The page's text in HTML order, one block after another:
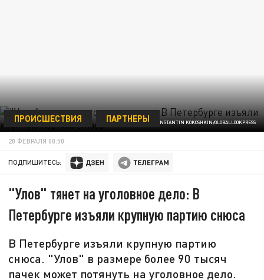
ФОТО: KONSTANTIN KOKOSHKIN/GLOBALLOOKPRESS
ПРОИСШЕСТВИЯ ПАРТНЕРЫ
20 ФЕВРАЛЯ 00:50
ПОДПИШИТЕСЬ:
"Улов" тянет на уголовное дело: В
Петербурге изъяли крупную партию снюса
В Петербурге изъяли крупную партию
снюса. "Улов" в размере более 90 тысяч
пачек может потянуть на уголовное дело.